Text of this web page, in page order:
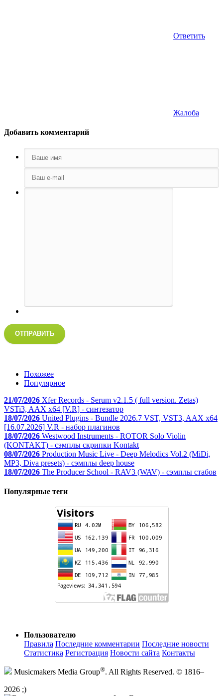
Ответить
Жалоба
Добавить комментарий
ОТПРАВИТЬ
Похожее
Популярное
21/07/2026 Xfer Records - Serum v2.1.5 ( full version. Zetas)
VSTi3, AAX x64 [V.R] - синтезатор
18/07/2026 United Plugins - Bundle 2026.7 VST, VST3, AAX x64
[16.07.2026] V.R - набор плагинов
18/07/2026 Westwood Instruments - ROTOR Solo Violin
(KONTAKT) - сэмплы скрипки Kontakt
08/07/2026 Production Music Live - Deep Melodics Vol.2 (MiDi,
MP3, Diva presets) - сэмплы deep house
18/07/2026 The Producer School - RAV3 (WAV) - сэмплы стабов
Популярные теги
Пользователю
Правила Последние комментарии Последние новости
Статистика Регистрация Новости сайта Контакты
Musicmakers Media Group®. All Rights Reserved. © 1816–
2026 ;)